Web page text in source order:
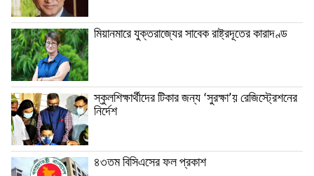
মিয়ানমারে যুক্তরাজ্যের সাবেক রাষ্ট্রদূতের কারাদণ্ড
স্কুলশিক্ষার্থীদের টিকার জন্য ‘সুরক্ষা’য় রেজিস্ট্রেশনের
নির্দেশ
৪৩তম বিসিএসের ফল প্রকাশ